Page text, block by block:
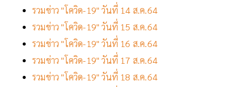
รวมข่าว "โควิด-19" วันที่ 14 ส.ค.64
รวมข่าว "โควิด-19" วันที่ 15 ส.ค.64
รวมข่าว "โควิด-19" วันที่ 16 ส.ค.64
รวมข่าว "โควิด-19" วันที่ 17 ส.ค.64
รวมข่าว "โควิด-19" วันที่ 18 ส.ค.64